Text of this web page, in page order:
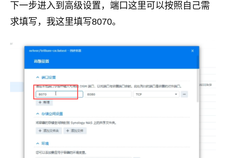
下一步进入到高级设置，端口这里可以按照自己需
求填写，我这里填写8070。